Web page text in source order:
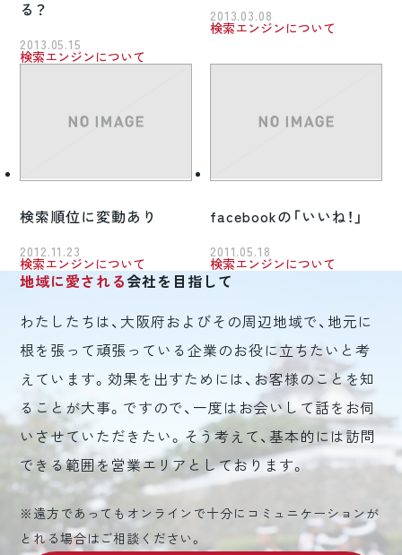
る？
2013.05.15
検索エンジンについて
2013.03.08
検索エンジンについて
検索順位に変動あり
2012.11.23
検索エンジンについて
facebookの「いいね！」
2011.05.18
検索エンジンについて
地域に愛される会社を目指して
わたしたちは、大阪府およびその周辺地域で、地元に
根を張って頑張っている企業のお役に立ちたいと考
えています。効果を出すためには、お客様のことを知
ることが大事。ですので、一度はお会いして話をお伺
いさせていただきたい。そう考えて、基本的には訪問
できる範囲を営業エリアとしております。
※遠方であってもオンラインで十分にコミュニケーションが
とれる場合はご相談ください。